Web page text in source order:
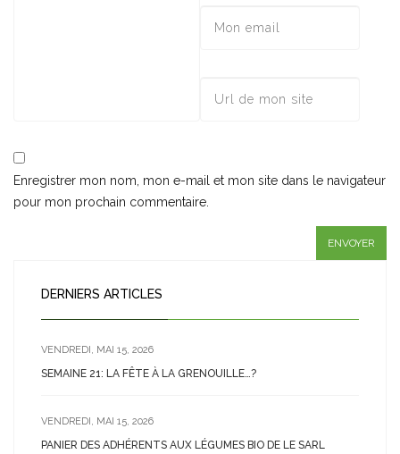
Enregistrer mon nom, mon e-mail et mon site dans le navigateur
pour mon prochain commentaire.
DERNIERS ARTICLES
VENDREDI, MAI 15, 2026
SEMAINE 21: LA FÊTE À LA GRENOUILLE…?
VENDREDI, MAI 15, 2026
PANIER DES ADHÉRENTS AUX LÉGUMES BIO DE LE SARL